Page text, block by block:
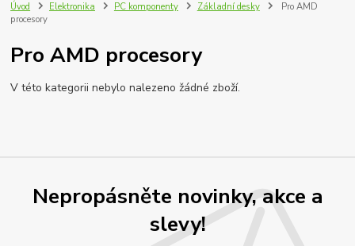
Úvod Elektronika PC komponenty Základní desky
Pro AMD
procesory
Pro AMD procesory
V této kategorii nebylo nalezeno žádné zboží.
Nepropásněte novinky, akce a
slevy!